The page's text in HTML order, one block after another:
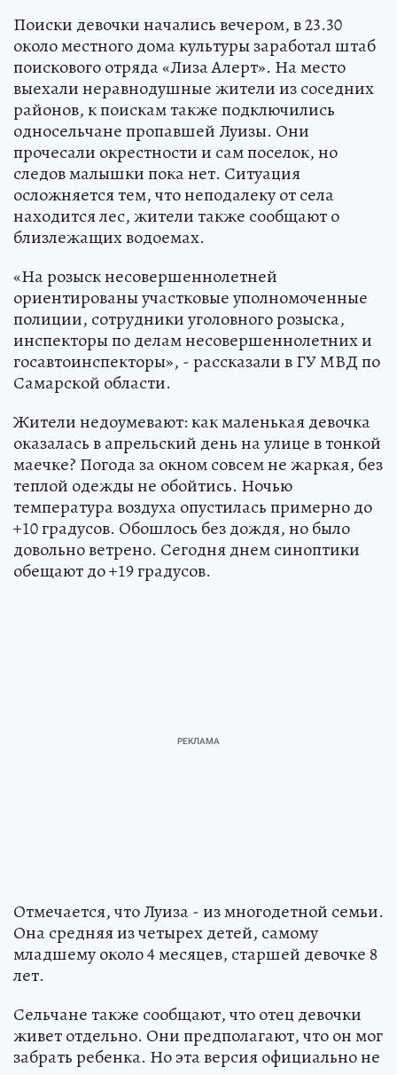
Поиски девочки начались вечером, в 23.30
около местного дома культуры заработал штаб
поискового отряда «Лиза Алерт». На место
выехали неравнодушные жители из соседних
районов, к поискам также подключились
односельчане пропавшей Луизы. Они
прочесали окрестности и сам поселок, но
следов малышки пока нет. Ситуация
осложняется тем, что неподалеку от села
находится лес, жители также сообщают о
близлежащих водоемах.
«На розыск несовершеннолетней
ориентированы участковые уполномоченные
полиции, сотрудники уголовного розыска,
инспекторы по делам несовершеннолетних и
госавтоинспекторы», - рассказали в ГУ МВД по
Самарской области.
Жители недоумевают: как маленькая девочка
оказалась в апрельский день на улице в тонкой
маечке? Погода за окном совсем не жаркая, без
теплой одежды не обойтись. Ночью
температура воздуха опустилась примерно до
+10 градусов. Обошлось без дождя, но было
довольно ветрено. Сегодня днем синоптики
обещают до +19 градусов.
Отмечается, что Луиза - из многодетной семьи.
Она средняя из четырех детей, самому
младшему около 4 месяцев, старшей девочке 8
лет.
Сельчане также сообщают, что отец девочки
живет отдельно. Они предполагают, что он мог
забрать ребенка. Но эта версия официально не